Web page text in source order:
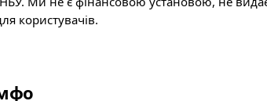
користувачів.